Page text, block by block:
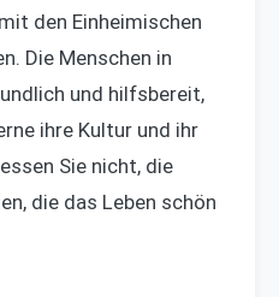
den Einheimischen
Die Menschen in
und hilfsbereit,
ihre Kultur und ihr
Sie nicht, die
die das Leben schön